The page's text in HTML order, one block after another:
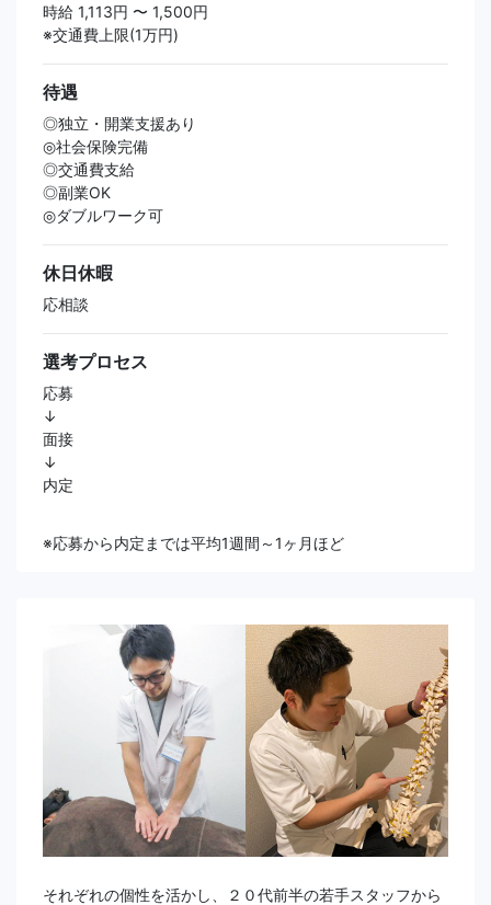
時給 1,113円 〜 1,500円
※交通費上限(1万円)
待遇
◎独立・開業支援あり
◎社会保険完備
◎交通費支給
◎副業OK
◎ダブルワーク可
休日休暇
応相談
選考プロセス
応募
↓
面接
↓
内定
※応募から内定までは平均1週間～1ヶ月ほど
それぞれの個性を活かし、２０代前半の若手スタッフから